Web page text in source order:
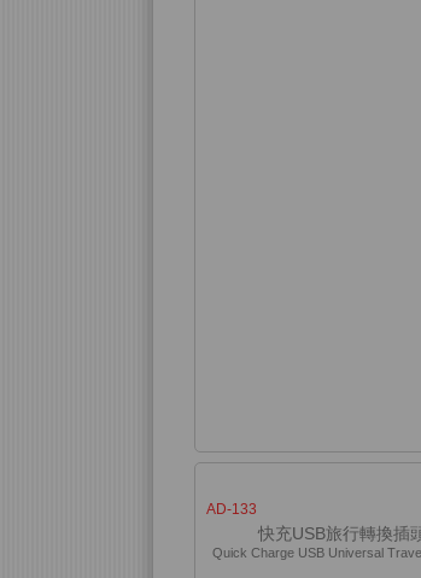
AD-133
快充USB旅行轉換插
Quick Charge USB Universal